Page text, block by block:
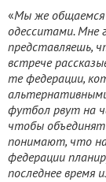
«Мы же общаемся
одесситами. Мне
представляешь,
встрече
те федерации,
футбол рвут на
чтобы
понимают, что
федерации
последнее время